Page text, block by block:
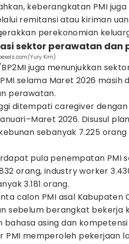
keberangkatan PMI
remitansi atau kiriman
perekonomian
sektor perawatan dan
Yury Kim)
juga menunjukkan
selama Maret 2026 masih
perawatan.
ditempati caregiver
2026. Disusul
sebanyak 7.225
pula penempatan PMI
orang, industry worker
3.181 orang.
calon PMI asal Kabupaten
sebelum berangkat bekerja
bahasa asing dan
PMI memperoleh pekerjaan